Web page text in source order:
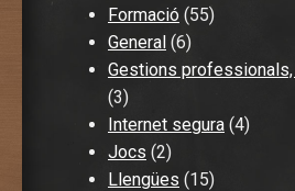
Formació (55)
General (6)
Gestions
(3)
Internet segura (4)
Jocs (2)
Llengües (15)